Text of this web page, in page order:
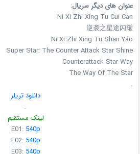
عنوان های دیگر سریال:
Ni Xi Zhi Xing Tu Cui Can
逆袭之星途闪耀
Ni Xi Zhi Xing Tu Shan Yao
Super Star: The Counter Attack Star Shine
Counterattack Star Way
The Way Of The Star
.
دانلود تریلر
.
لینک مستقیم
E01: 540p
E02: 540p
E03: 540p